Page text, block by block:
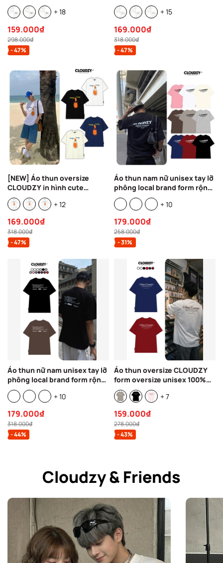
100% 250gsm dày dặn form
rộng nam nữ áo phông
streetwear DAYS
+ 18
159.000₫
298.000₫
- 47%
100% 250gsm dày dặn form
rộng nam nữ áo phông
streetwear OUTDOOR
+ 15
169.000₫
318.000₫
- 47%
[NEW] Áo thun oversize
CLOUDZY in hình cute
Cloudzy 100% cotton dày dặn
áo phông form rộng nam nữ
+ 12
169.000₫
318.000₫
- 47%
Áo thun nam nữ unisex tay lỡ
phông local brand form rộng
teen cổ tròn oversize cotton
CLOUDZY CROP
+ 10
179.000₫
258.000₫
- 31%
Áo thun nữ nam unisex tay lỡ
phông local brand form rộng
teen cổ tròn oversize
CLOUDZY BE LOVED
+ 10
179.000₫
318.000₫
- 44%
Áo thun oversize CLOUDZY
form oversize unisex 100%
cotton 250GSM áo phông đi
học phong cách streetwear
+ 7
159.000₫
278.000₫
- 43%
Cloudzy & Friends